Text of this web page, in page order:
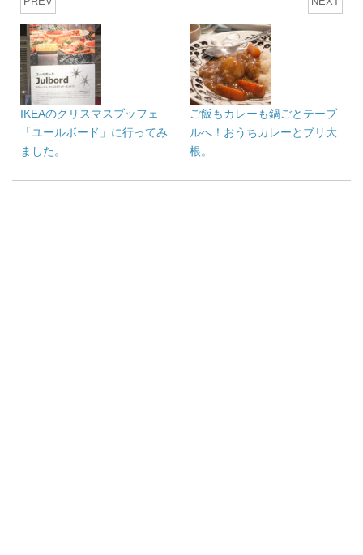
IKEAのクリスマスブッフェ
「ユールボード」に行ってみ
ました。
ご飯もカレーも鍋ごとテーブ
ルへ！おうちカレーとブリ大
根。